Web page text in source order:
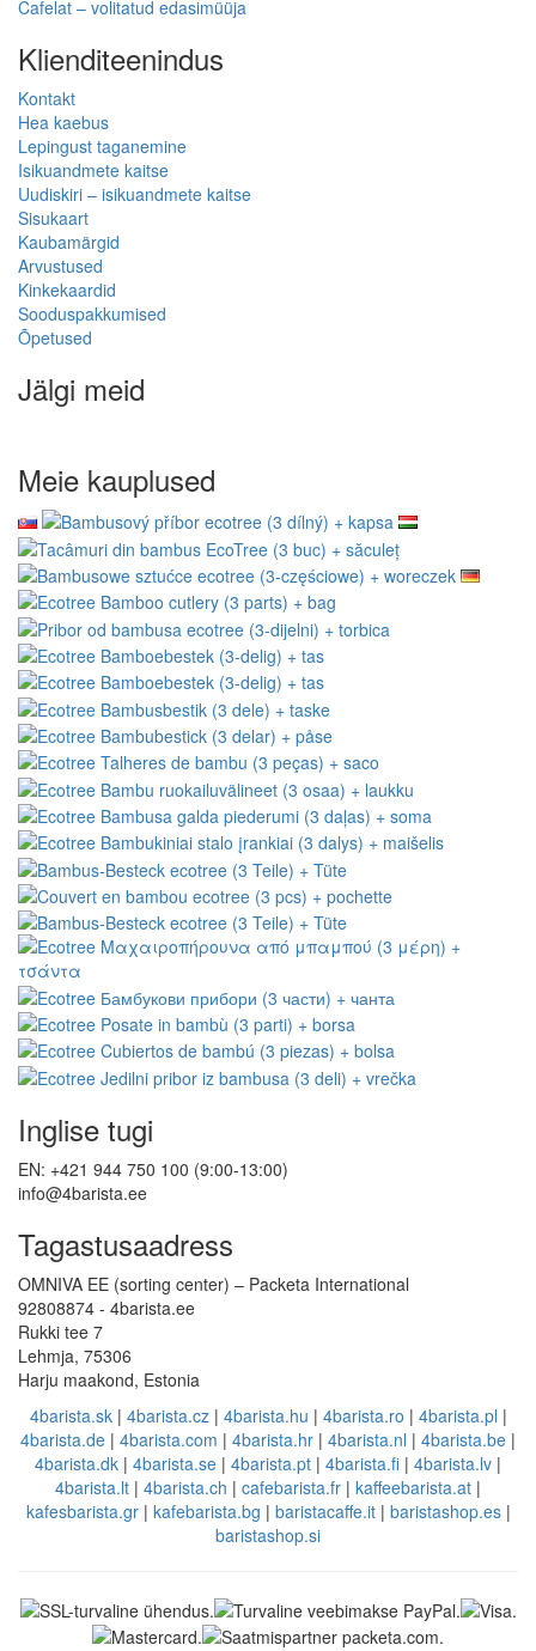
Cafelat – volitatud edasimüüja
Klienditeenindus
Kontakt
Hea kaebus
Lepingust taganemine
Isikuandmete kaitse
Uudiskiri – isikuandmete kaitse
Sisukaart
Kaubamärgid
Arvustused
Kinkekaardid
Sooduspakkumised
Õpetused
Jälgi meid
Meie kauplused
Inglise tugi
EN: +421 944 750 100 (9:00-13:00)
info@4barista.ee
Tagastusaadress
OMNIVA EE (sorting center) – Packeta International
92808874 - 4barista.ee
Rukki tee 7
Lehmja, 75306
Harju maakond, Estonia
4barista.sk| 4barista.cz| 4barista.hu | 4barista.ro | 4barista.pl |
4barista.de | 4barista.com | 4barista.hr | 4barista.nl | 4barista.be |
4barista.dk | 4barista.se | 4barista.pt | 4barista.fi | 4barista.lv |
4barista.lt | 4barista.ch | cafebarista.fr | kaffeebarista.at |
kafesbarista.gr| kafebarista.bg | baristacaffe.it| baristashop.es|
baristashop.si